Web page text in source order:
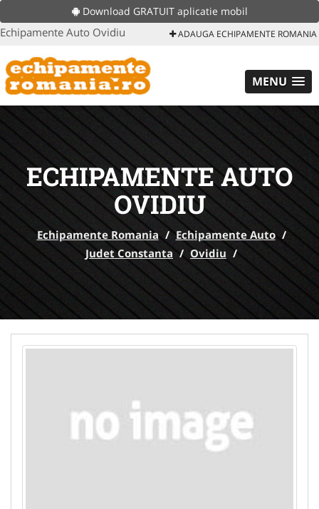
Download GRATUIT aplicatie mobil
Echipamente Auto Ovidiu ADAUGA ECHIPAMENTE ROMANIA
MENU
ECHIPAMENTE AUTO
OVIDIU
Echipamente Romania / Echipamente Auto /
Judet Constanta / Ovidiu /